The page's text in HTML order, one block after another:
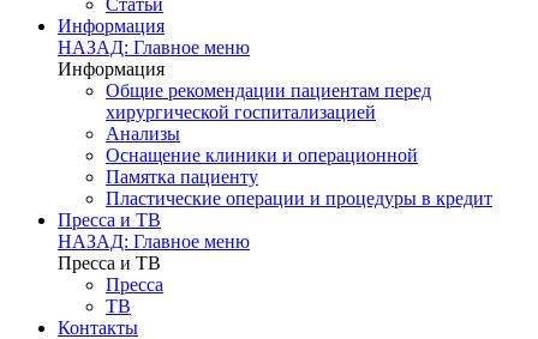
Статьи
Информация
НАЗАД: Главное меню
Информация
Общие рекомендации пациентам перед
хирургической госпитализацией
Анализы
Оснащение клиники и операционной
Памятка пациенту
Пластические операции и процедуры в кредит
Пресса и ТВ
НАЗАД: Главное меню
Пресса и ТВ
Пресса
ТВ
Контакты